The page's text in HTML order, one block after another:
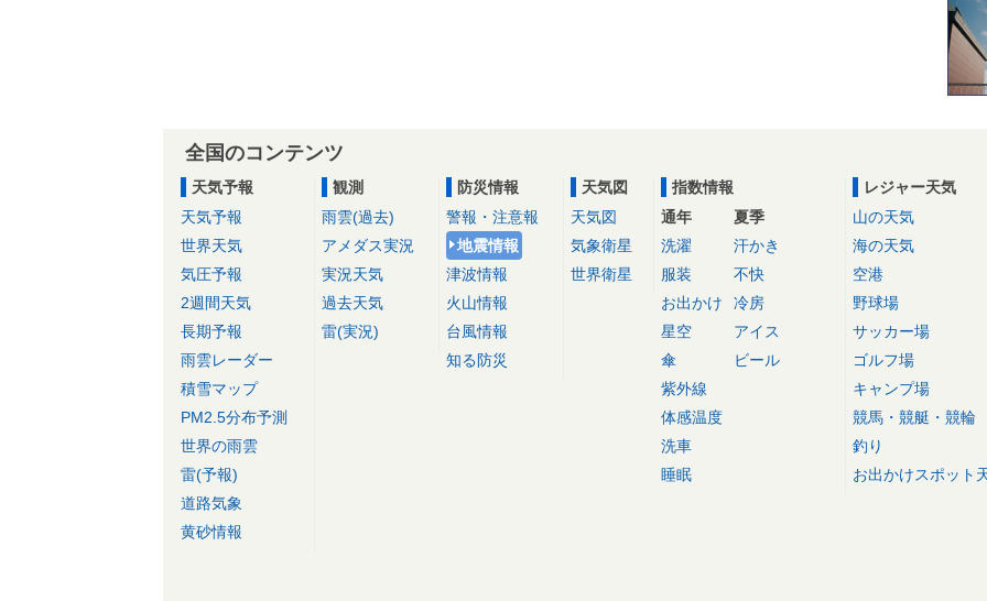
全国のコンテンツ
天気予報
天気予報
世界天気
気圧予報
2週間天気
長期予報
雨雲レーダー
積雪マップ
PM2.5分布予測
世界の雨雲
雷(予報)
道路気象
黄砂情報
観測
雨雲(過去)
アメダス実況
実況天気
過去天気
雷(実況)
防災情報
警報・注意報
地震情報
津波情報
火山情報
台風情報
知る防災
天気図
天気図
気象衛星
世界衛星
指数情報
通年
洗濯
服装
お出かけ
星空
傘
紫外線
体感温度
洗車
睡眠
夏季
汗かき
不快
冷房
アイス
ビール
レジャー天気
山の天気
海の天気
空港
野球場
サッカー場
ゴルフ場
キャンプ場
競馬・競艇・競輪
釣り
お出かけスポット